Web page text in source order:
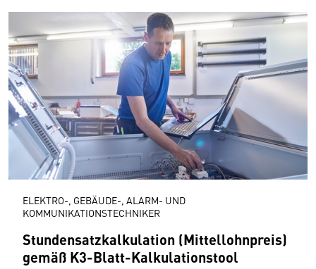
ELEKTRO-, GEBÄUDE-, ALARM- UND
KOMMUNIKATIONSTECHNIKER
Stundensatzkalkulation (Mittellohnpreis)
gemäß K3-Blatt-Kalkulationstool